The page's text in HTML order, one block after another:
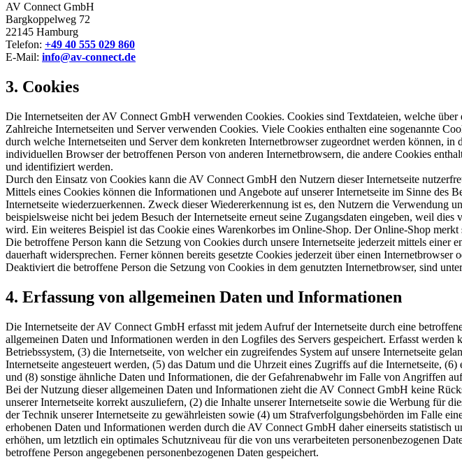
AV Connect GmbH
Bargkoppelweg 72
22145 Hamburg
Telefon: +49 40 555 029 860
E-Mail: info@av-connect.de
3. Cookies
Die Internetseiten der AV Connect GmbH verwenden Cookies. Cookies sind Textdateien, welche
Zahlreiche Internetseiten und Server verwenden Cookies. Viele Cookies enthalten eine sogenannte
durch welche Internetseiten und Server dem konkreten Internetbrowser zugeordnet werden können,
individuellen Browser der betroffenen Person von anderen Internetbrowsern, die andere Cookies
und identifiziert werden.
Durch den Einsatz von Cookies kann die AV Connect GmbH den Nutzern dieser Internetseite
Mittels eines Cookies können die Informationen und Angebote auf unserer Internetseite im Sinne des
Internetseite wiederzuerkennen. Zweck dieser Wiedererkennung ist es, den Nutzern die Verwendung
beispielsweise nicht bei jedem Besuch der Internetseite erneut seine Zugangsdaten eingeben, weil
wird. Ein weiteres Beispiel ist das Cookie eines Warenkorbes im Online-Shop. Der Online-Shop
Die betroffene Person kann die Setzung von Cookies durch unsere Internetseite jederzeit mittels
dauerhaft widersprechen. Ferner können bereits gesetzte Cookies jederzeit über einen
Deaktiviert die betroffene Person die Setzung von Cookies in dem genutzten Internetbrowser, sind
4. Erfassung von allgemeinen Daten und Informationen
Die Internetseite der AV Connect GmbH erfasst mit jedem Aufruf der Internetseite durch eine
allgemeinen Daten und Informationen werden in den Logfiles des Servers gespeichert. Erfasst
Betriebssystem, (3) die Internetseite, von welcher ein zugreifendes System auf unsere Internetseite
Internetseite angesteuert werden, (5) das Datum und die Uhrzeit eines Zugriffs auf die Internetseite,
und (8) sonstige ähnliche Daten und Informationen, die der Gefahrenabwehr im Falle von Angriffen
Bei der Nutzung dieser allgemeinen Daten und Informationen zieht die AV Connect GmbH keine
unserer Internetseite korrekt auszuliefern, (2) die Inhalte unserer Internetseite sowie die Werbung für
der Technik unserer Internetseite zu gewährleisten sowie (4) um Strafverfolgungsbehörden im Falle
erhobenen Daten und Informationen werden durch die AV Connect GmbH daher einerseits
erhöhen, um letztlich ein optimales Schutzniveau für die von uns verarbeiteten personenbezogenen
betroffene Person angegebenen personenbezogenen Daten gespeichert.